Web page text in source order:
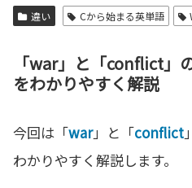
違い Cから始まる英単語
「war」と「conflict」
をわかりやすく解説
今回は「war」と「conflict
わかりやすく解説します。